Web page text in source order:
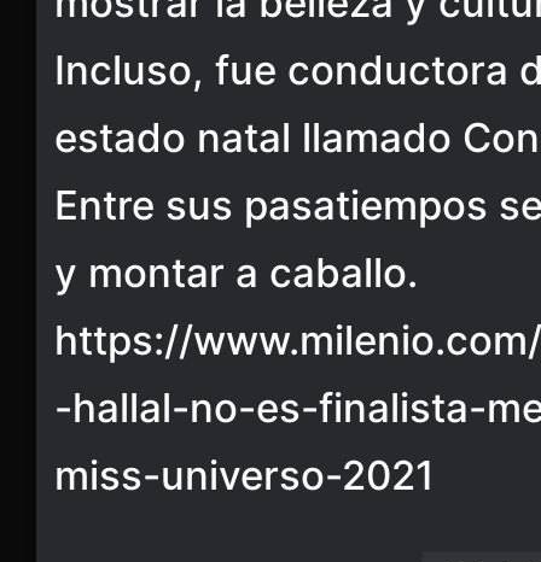
Incluso, fue conductora
estado natal llamado
Entre sus pasatiempos
y montar a caballo.
https://
-hallal-no-es-finalista-
miss-universo-2021